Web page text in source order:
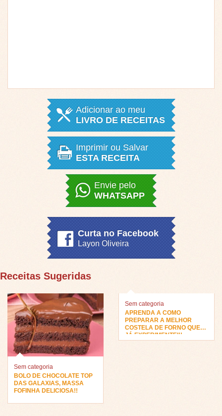
Adicionar ao meu
LIVRO DE RECEITAS
Imprimir ou Salvar
ESTA RECEITA
Envie pelo
WHATSAPP
Curta no Facebook
Layon Oliveira
Receitas Sugeridas
Sem categoria
BOLO DE CHOCOLATE TOP
DAS GALAXIAS, MASSA
FOFINHA DELICIOSA!!
Sem categoria
APRENDA A COMO
PREPARAR A MELHOR
COSTELA DE FORNO QUE
JÁ EXPERIMENTEI!!